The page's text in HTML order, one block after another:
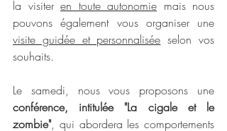
la visiter en toute autonomie mais nous
visite guidée et personnalisée selon vos
souhaits.
conférence, intitulée "La cigale et le
zombie", qui abordera les comportements